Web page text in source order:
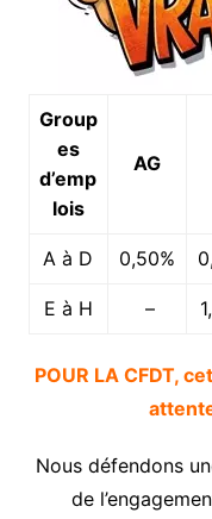
Group
es
d’emp
lois
AG
A à D 0,50%
E à H
–
POUR LA CFDT,
Nous défendons
de